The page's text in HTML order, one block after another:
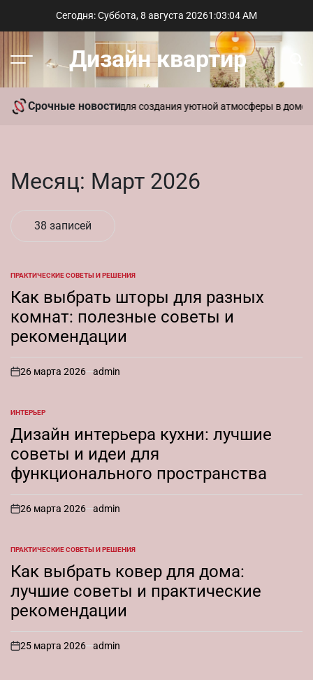
Сегодня: Суббота, 8 августа 20261 :03:04AM
Меню Дизайн квартир
Срочные новости
ароматы для создания уютной атмосферы в доме
Месяц: Март 2026
38 записей
ОПУБЛИКОВАНО
В
ПРАКТИЧЕСКИЕ СОВЕТЫ И РЕШЕНИЯ
Как выбрать шторы для разных
комнат: полезные советы и
рекомендации
on
26 марта 2026 admin
ОПУБЛИКОВАНО
ИНТЕРЬЕР
Дизайн интерьера кухни: лучшие
советы и идеи для
функционального пространства
on
26 марта 2026 admin
ОПУБЛИКОВАНО
В
ПРАКТИЧЕСКИЕ СОВЕТЫ И РЕШЕНИЯ
Как выбрать ковер для дома:
лучшие советы и практические
рекомендации
on
25 марта 2026 admin